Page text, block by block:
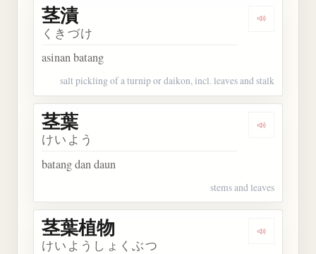
Dengarkan
茎漬
くきづけ
asinan batang
salt pickling of a turnip or daikon, incl. leaves and stalk
Dengarkan
茎葉
けいよう
batang dan daun
stems and leaves
Dengarkan
茎葉植物
けいようしょくぶつ